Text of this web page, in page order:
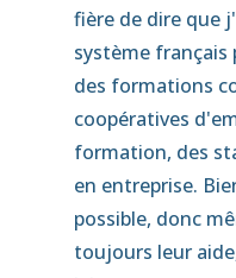
fière de dire que
système français
des formations
coopératives
formation, des
en entreprise.
possible, donc
toujours leur